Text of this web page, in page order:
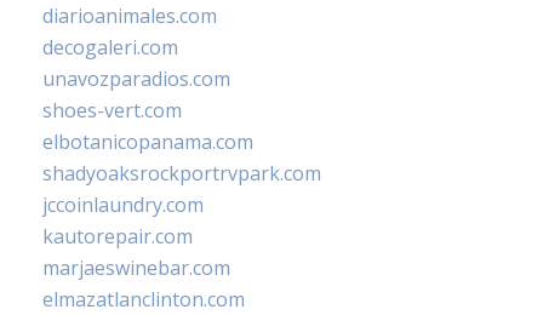
diarioanimales.com
decogaleri.com
unavozparadios.com
shoes-vert.com
elbotanicopanama.com
shadyoaksrockportrvpark.com
jccoinlaundry.com
kautorepair.com
marjaeswinebar.com
elmazatlanclinton.com